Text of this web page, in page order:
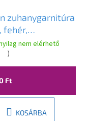
zuhanygarnitúra
fehér,
20
nem elérhető
)
Ft
KOSÁRBA